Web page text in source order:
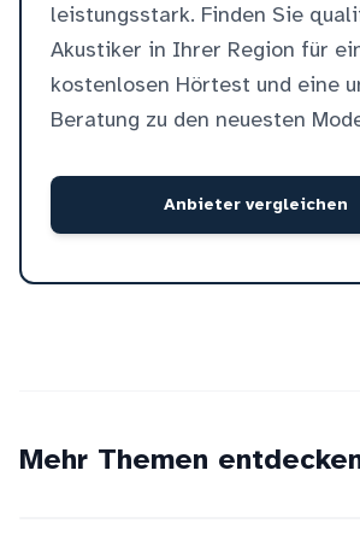
leistungsstark. Finden Sie
Akustiker in Ihrer Region für
kostenlosen Hörtest und eine
Beratung zu den neuesten
Anbieter vergleichen
Mehr Themen